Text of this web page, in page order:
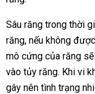
Sâu răng trong thời
răng, nếu không
mô cứng của răng
vào tủy răng. Khi vi
gây nên tình trạng